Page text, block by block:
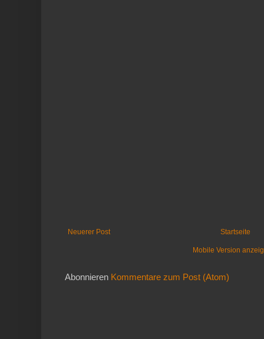
Neuerer Post Startseite
Mobile Version
Abonnieren Kommentare zum Post (Atom)